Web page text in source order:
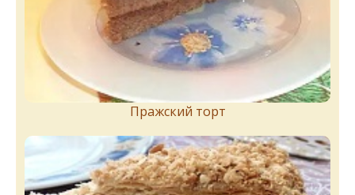
Пражский торт